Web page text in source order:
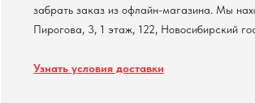
забрать заказ из офлайн-магазина. Мы
Пирогова, 3, 1 этаж, 122, Новосибирский
Узнать условия доставки